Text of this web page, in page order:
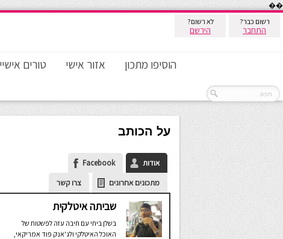
��
רשום כבר?
התחבר
לא רשום?
הירשם
הוסיפו מתכון אזור אישי טורים
על הכותב
אודות
Facebook
מתכונים אחרונים
צרו קשר
שביתה איטלקית
בשלן ביתי עם חיבה עזה לפשטות של
האוכל האיטלקי ולג'אנק פוד אמריקאי,